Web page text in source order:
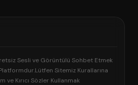
Sesli ve Görüntülü Sohbet Etmek
Sitemiz Kurallarına
ve Kırıcı Sözler Kullanmak